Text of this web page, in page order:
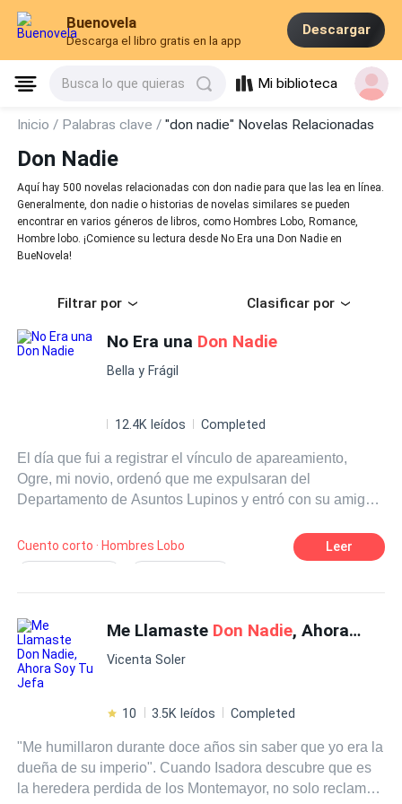
Buenovela
Descarga el libro gratis en la app
Descargar
Busca lo que quieras Mi biblioteca
Inicio / Palabras clave /"don nadie" Novelas Relacionadas
Don Nadie
Aquí hay 500 novelas relacionadas con don nadie para que las lea en línea.
Generalmente, don nadie o historias de novelas similares se pueden
encontrar en varios géneros de libros, como Hombres Lobo, Romance,
Hombre lobo. ¡Comience su lectura desde No Era una Don Nadie en
BueNovela!
Filtrar por Clasificar por
No Era una Don Nadie
Bella y Frágil
12.4K leídos Completed
El día que fui a registrar el vínculo de apareamiento,
Ogre, mi novio, ordenó que me expulsaran del
Departamento de Asuntos Lupinos y entró con su amiga
creer lo ocurrido, ni siquiera pestañeó. —Los hijos de
Hayley necesitan la ciudadanía de la manada A. Cuando
Al fin y al cabo, ya lo había esperado siete años. Pero
esa noche hice algo impensable: Acepté el matrimonio
arreglado por mis padres y partí en silencio hacia la
manada L. Desapareciendo por completo de su mundo.
Tres años después, regresé a mi territorio natal para
licántropos, tenía asuntos urgentes del consejo, así que
envió a un subordinado a recogerme al aeropuerto.
Nunca esperé toparme con Ogre tras tres años de
Cuento corto · Hombres Lobo
Amigos de la Infancia Egoísta
Amor Incondicional Acoso
Dejar en ridículo
Leer
Me Llamaste Don Nadie, Ahora Soy Tu Jefa
Vicenta Soler
10 3.5K leídos Completed
"Me humillaron durante doce años sin saber que yo era la
dueña de su imperio". Cuando Isadora descubre que es
la heredera perdida de los Montemayor, no solo reclama